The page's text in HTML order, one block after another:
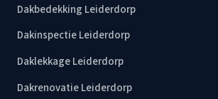
Dakbedekking Leiderdorp
Dakinspectie Leiderdorp
Daklekkage Leiderdorp
Dakrenovatie Leiderdorp